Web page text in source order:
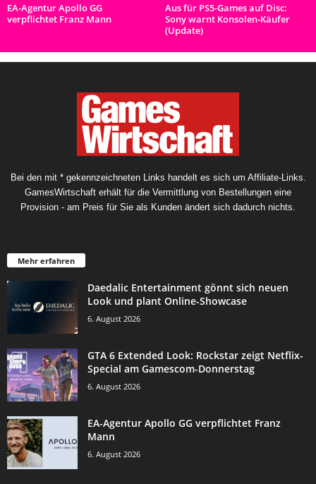
EA-Agentur Apollo GG
verpflichtet Franz Mann
Aus für PS5-Games auf Disc:
Sony warnt Konsolen-Käufer
(Update)
Bei den mit * gekennzeichneten Links handelt es sich um Affiliate-Links.
GamesWirtschaft erhält für die Vermittlung von Bestellungen eine
Provision - am Preis für Sie als Kunden ändert sich dadurch nichts.
Mehr erfahren
Daedalic Entertainment gönnt sich neuen
Look und plant Online-Showcase
6. August 2026
GTA 6 Extended Look: Rockstar zeigt Netflix-
Special am Gamescom-Donnerstag
6. August 2026
EA-Agentur Apollo GG verpflichtet Franz
Mann
6. August 2026